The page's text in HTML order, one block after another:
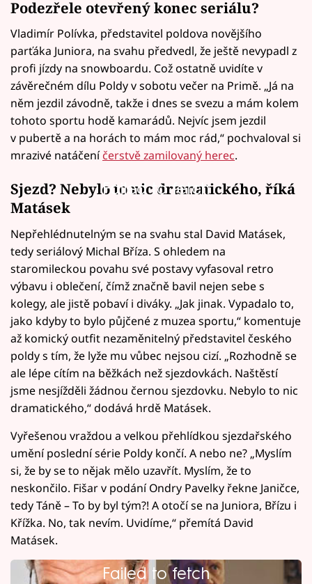
Podezřele otevřený konec seriálu?
Vladimír Polívka, představitel poldova novějšího
parťáka Juniora, na svahu předvedl, že ještě nevypadl z
profi jízdy na snowboardu. Což ostatně uvidíte v
závěrečném dílu Poldy v sobotu večer na Primě. „Já na
něm jezdil závodně, takže i dnes se svezu a mám kolem
tohoto sportu hodě kamarádů. Nejvíc jsem jezdil
v pubertě a na horách to mám moc rád,“ pochvaloval si
mrazivé natáčeníčerstvě zamilovaný herec.
Failed to fetch
Sjezd? Nebylo to nic dramatického, říká
Matásek
Nepřehlédnutelným se na svahu stal David Matásek,
tedy seriálový Michal Bříza. S ohledem na
staromileckou povahu své postavy vyfasoval retro
výbavu i oblečení, čímž značně bavil nejen sebe s
kolegy, ale jistě pobaví i diváky. „Jak jinak. Vypadalo to,
jako kdyby to bylo půjčené z muzea sportu,“ komentuje
až komický outfit nezaměnitelný představitel českého
poldy s tím, že lyže mu vůbec nejsou cizí. „Rozhodně se
ale lépe cítím na běžkách než sjezdovkách. Naštěstí
jsme nesjížděli žádnou černou sjezdovku. Nebylo to nic
dramatického,“ dodává hrdě Matásek.
Vyřešenou vraždou a velkou přehlídkou sjezdařského
umění poslední série Poldy končí. A nebo ne? „Myslím
si, že by se to nějak mělo uzavřít. Myslím, že to
neskončilo. Fišar v podání Ondry Pavelky řekne Janičce,
tedy Táně – To by byl tým?! A otočí se na Juniora, Břízu i
Křížka. No, tak nevím. Uvidíme,“ přemítá David
Matásek.
Failed to fetch